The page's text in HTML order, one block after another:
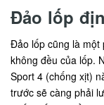
Đảo lốp
Đảo lốp cũng là một
không đều của lốp.
Sport 4 (chống xịt)
trước sẽ càng phải